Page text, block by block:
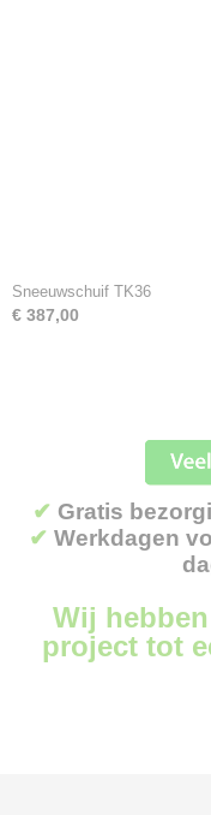
Sneeuwschuif TK36
€ 387,00
✔ Gratis
✔ Werkdagen
Wij
project tot